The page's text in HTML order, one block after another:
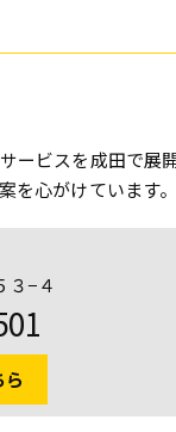
ービスを成田で
を心がけています。
３−４